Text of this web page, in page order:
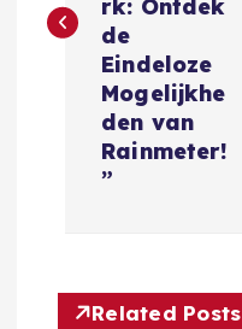
i
a
rk: Ontdek
de
Eindeloze
Mogelijkhe
den van
Rainmeter!
”
Related Posts